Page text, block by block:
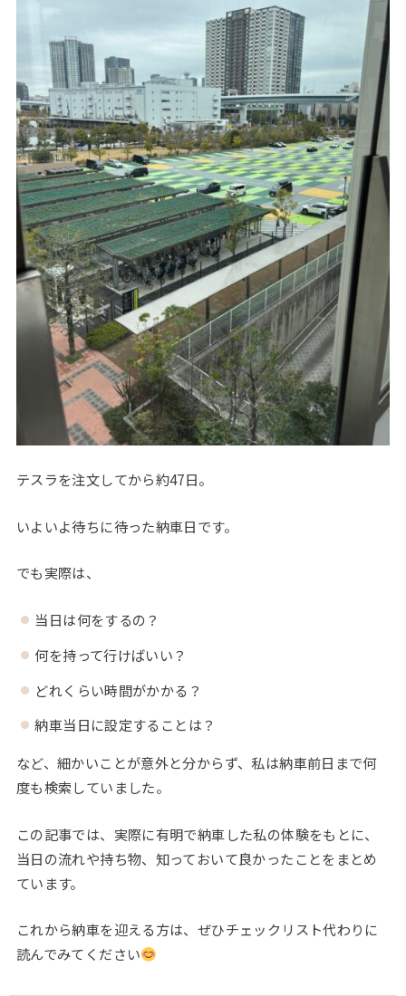
テスラを注文してから約47日。
いよいよ待ちに待った納車日です。
でも実際は、
当日は何をするの？
何を持って行けばいい？
どれくらい時間がかかる？
納車当日に設定することは？
など、細かいことが意外と分からず、私は納車前日まで何
度も検索していました。
この記事では、実際に有明で納車した私の体験をもとに、
当日の流れや持ち物、知っておいて良かったことをまとめ
ています。
これから納車を迎える方は、ぜひチェックリスト代わりに
読んでみてください